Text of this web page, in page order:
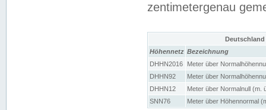
zentimetergenau
Höhennetz Bezeichnung
DHHN2016
Meter über
DHHN92
Meter über
DHHN12
Meter über Normalnull (m.
SNN76
Meter über Höhennormal